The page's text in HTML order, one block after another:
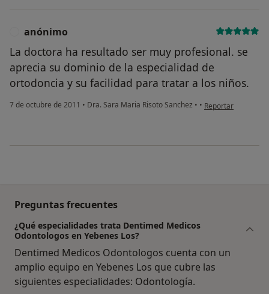
anónimo
La doctora ha resultado ser muy profesional. se
aprecia su dominio de la especialidad de
ortodoncia y su facilidad para tratar a los niños.
7 de octubre de 2011 • Dra. Sara Maria Risoto Sanchez • • en opinión del
Reportar
Preguntas frecuentes
¿Qué especialidades trata Dentimed Medicos
Odontologos en Yebenes Los?
Dentimed Medicos Odontologos cuenta con un
amplio equipo en Yebenes Los que cubre las
siguientes especialidades: Odontología.